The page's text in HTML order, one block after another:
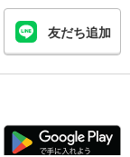
友だち追加